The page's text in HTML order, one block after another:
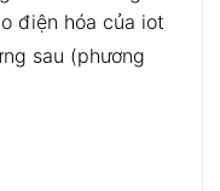
điện hóa của iot
sau (phương